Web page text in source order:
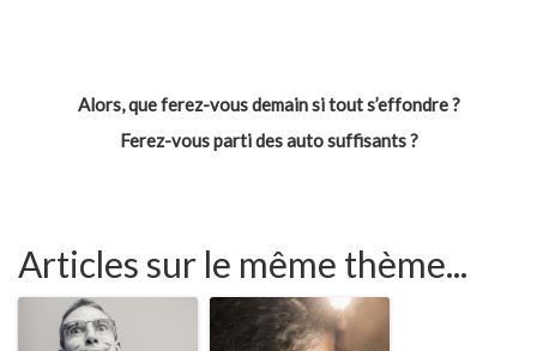
Alors, que ferez-vous demain si tout s’effondre ?
Ferez-vous parti des auto suffisants ?
Articles sur le même thème...